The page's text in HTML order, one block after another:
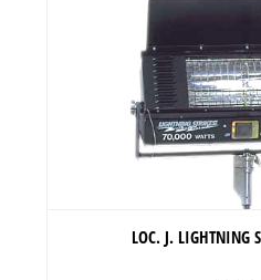
LOC. J. LIGHTNING